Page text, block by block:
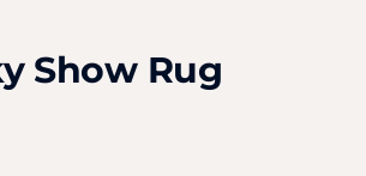
Show Rug